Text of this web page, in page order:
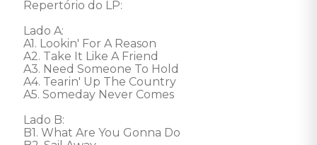
Repertório do LP:
Lado A:
A1. Lookin' For A Reason
A2. Take It Like A Friend
A3. Need Someone To Hold
A4. Tearin' Up The Country
A5. Someday Never Comes
Lado B:
B1. What Are You Gonna Do